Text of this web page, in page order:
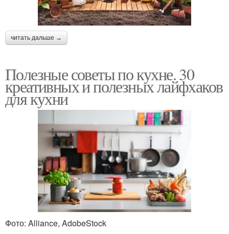
читать дальше →
Полезные советы по кухне. 30
креативных и полезных лайфхаков
для кухни
Фото: Alliance, AdobeStock